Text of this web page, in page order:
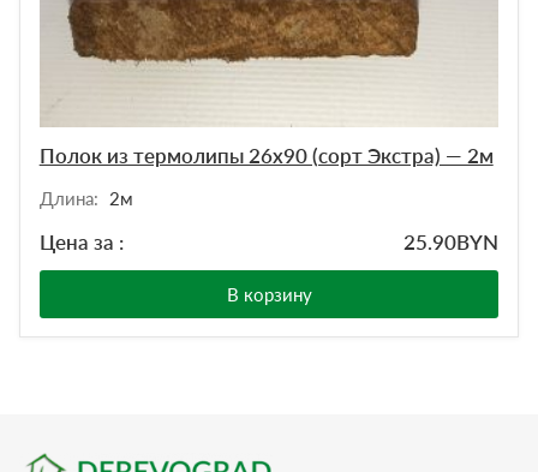
Полок из термолипы 26х90 (сорт Экстра) — 2м
Длина: 2м
Цена за : 25.90BYN
В корзину